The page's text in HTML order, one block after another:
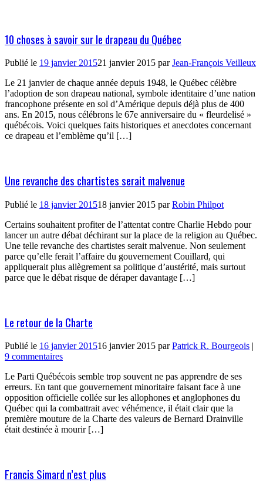
10 choses à savoir sur le drapeau du Québec
Publié le 19 janvier 201521 janvier 2015 parJean-François Veilleux
Le 21 janvier de chaque année depuis 1948, le Québec célèbre
l’adoption de son drapeau national, symbole identitaire d’une nation
francophone présente en sol d’Amérique depuis déjà plus de 400
ans. En 2015, nous célébrons le 67e anniversaire du « fleurdelisé »
québécois. Voici quelques faits historiques et anecdotes concernant
ce drapeau et l’emblème qu’il […]
Une revanche des chartistes serait malvenue
Publié le 18 janvier 201518 janvier 2015 parRobin Philpot
Certains souhaitent profiter de l’attentat contre Charlie Hebdo pour
lancer un autre débat déchirant sur la place de la religion au Québec.
Une telle revanche des chartistes serait malvenue. Non seulement
parce qu’elle ferait l’affaire du gouvernement Couillard, qui
appliquerait plus allègrement sa politique d’austérité, mais surtout
parce que le débat risque de déraper davantage […]
Le retour de la Charte
Publié le 16 janvier 201516 janvier 2015 parPatrick R. Bourgeois |
9 commentaires
Le Parti Québécois semble trop souvent ne pas apprendre de ses
erreurs. En tant que gouvernement minoritaire faisant face à une
opposition officielle collée sur les allophones et anglophones du
Québec qui la combattrait avec véhémence, il était clair que la
première mouture de la Charte des valeurs de Bernard Drainville
était destinée à mourir […]
Francis Simard n’est plus